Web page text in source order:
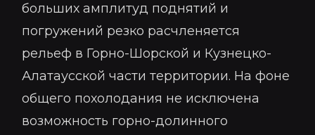
больших амплитуд поднятий и
погружений резко расчленяется
рельеф в Горно-Шорской и Кузнецко-
Алатаусской части территории. На фоне
общего похолодания не исключена
возможность горно-долинного